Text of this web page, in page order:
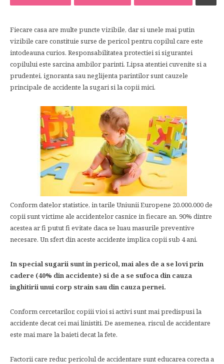
Fiecare casa are multe puncte vizibile, dar si unele mai putin
vizibile care constituie surse de pericol pentru copilul care este
intodeauna curios. Responsabilitatea protectiei si sigurantei
copilului este sarcina ambilor parinti. Lipsa atentiei cuvenite si a
prudentei, ignoranta sau neglijenta parintilor sunt cauzele
principale de accidente la sugari si la copii mici.
Conform datelor statistice, in tarile Uniunii Europene 20.000.000 de
copii sunt victime ale accidentelor casnice in fiecare an. 90% dintre
acestea ar fi putut fi evitate daca se luau masurile preventive
necesare. Un sfert din aceste accidente implica copii sub 4 ani.
In special sugarii sunt in pericol, mai ales de a se lovi prin
cadere (40% din accidente) si de a se sufoca din cauza
inghitirii unui corp strain sau din cauza pernei.
Conform cercetarilor, copiii vioi si activi sunt mai predispusi la
accidente decat cei mai linistiti. De asemenea, riscul de accidentare
este mai mare la baieti decat la fete.
Factorii care reduc pericolul de accidentare sunt educarea corecta a